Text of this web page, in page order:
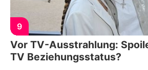
9
Vor TV-Ausstrahlung:
TV Beziehungsstatus?